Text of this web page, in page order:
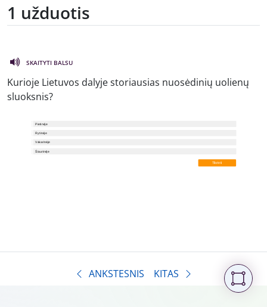
1 užduotis
SKAITYTI BALSU
Kurioje Lietuvos dalyje storiausias nuosėdinių uolienų
sluoksnis?
ANKSTESNIS KITAS